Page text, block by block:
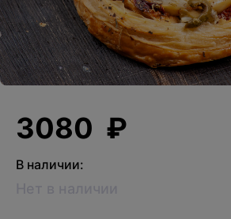
3080 ₽
В наличии: